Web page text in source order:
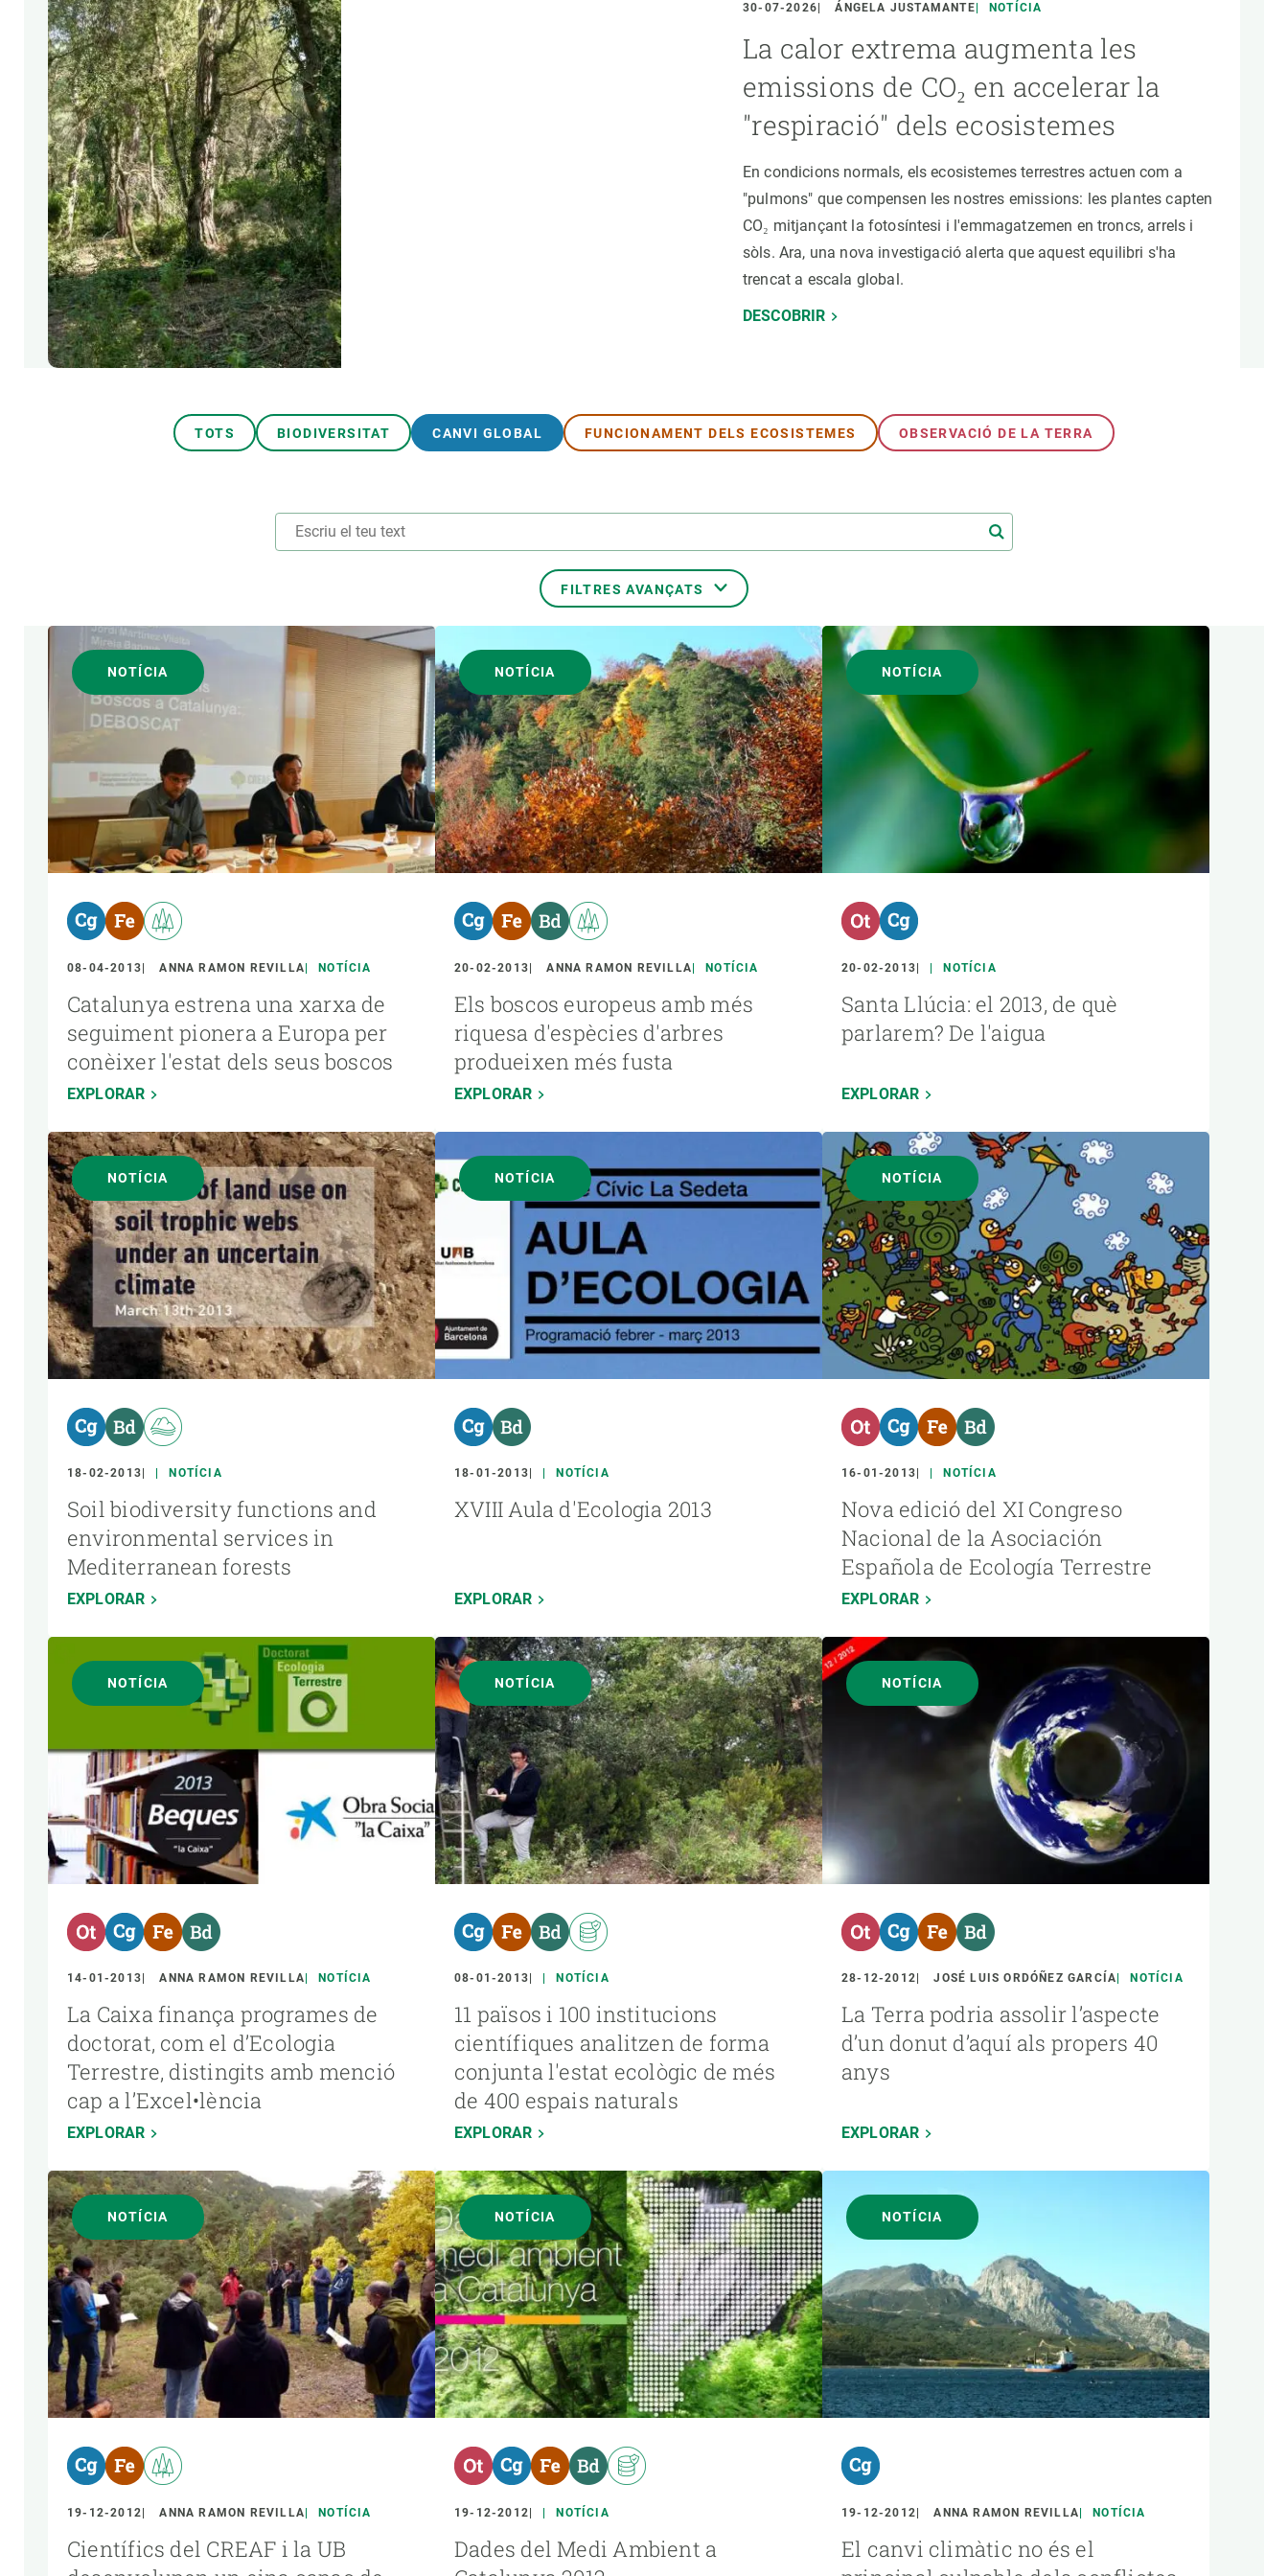
30-07-2026 ÁNGELA JUSTAMANTE NOTÍCIA
La calor extrema augmenta les
emissions de CO₂ en accelerar la
"respiració" dels ecosistemes
En condicions normals, els ecosistemes terrestres actuen com a
"pulmons" que compensen les nostres emissions: les plantes capten
CO₂ mitjançant la fotosíntesi i l'emmagatzemen en troncs, arrels i
sòls. Ara, una nova investigació alerta que aquest equilibri s'ha
trencat a escala global.
DESCOBRIR
TOTS BIODIVERSITAT CANVI GLOBAL FUNCIONAMENT DELS ECOSISTEMES OBSERVACIÓ DE LA TERRA
FILTRES AVANÇATS
TEMES TRANSVERSALS FORMAT
AUTOR
NOTÍCIA
08-04-2013 ANNA RAMON REVILLA NOTÍCIA
Catalunya estrena una xarxa de
seguiment pionera a Europa per
conèixer l'estat dels seus boscos
EXPLORAR
NOTÍCIA
20-02-2013 ANNA RAMON REVILLA NOTÍCIA
Els boscos europeus amb més
riquesa d'espècies d'arbres
produeixen més fusta
EXPLORAR
NOTÍCIA
20-02-2013 NOTÍCIA
Santa Llúcia: el 2013, de què
parlarem? De l'aigua
EXPLORAR
NOTÍCIA
18-02-2013 NOTÍCIA
Soil biodiversity functions and
environmental services in
Mediterranean forests
EXPLORAR
NOTÍCIA
18-01-2013 NOTÍCIA
XVIII Aula d'Ecologia 2013
EXPLORAR
NOTÍCIA
16-01-2013 NOTÍCIA
Nova edició del XI Congreso
Nacional de la Asociación
Española de Ecología Terrestre
EXPLORAR
NOTÍCIA
14-01-2013 ANNA RAMON REVILLA NOTÍCIA
La Caixa finança programes de
doctorat, com el d’Ecologia
Terrestre, distingits amb menció
cap a l’Excel•lència
EXPLORAR
NOTÍCIA
08-01-2013 NOTÍCIA
11 països i 100 institucions
científiques analitzen de forma
conjunta l'estat ecològic de més
de 400 espais naturals
EXPLORAR
NOTÍCIA
28-12-2012 JOSÉ LUIS ORDÓÑEZ GARCÍA NOTÍCIA
La Terra podria assolir l’aspecte
d’un donut d’aquí als propers 40
anys
EXPLORAR
NOTÍCIA
19-12-2012 ANNA RAMON REVILLA NOTÍCIA
Científics del CREAF i la UB
NOTÍCIA
19-12-2012 NOTÍCIA
Dades del Medi Ambient a
NOTÍCIA
19-12-2012 ANNA RAMON REVILLA NOTÍCIA
El canvi climàtic no és el
Marca i logotips
Infraestructures
Equitat, Diversitat i Inclusió (EDI)
Oficina de premsa
Ciència oberta i gestió del coneixement
Documentació
Observació de la terra
Temes transversals
Publicacions
Synthesis Actions
Programa de màsters i doctorat
Un lloc on créixer
Desenvolupament de carrera
Biodiversitat
Canvi global
Observació de la terra